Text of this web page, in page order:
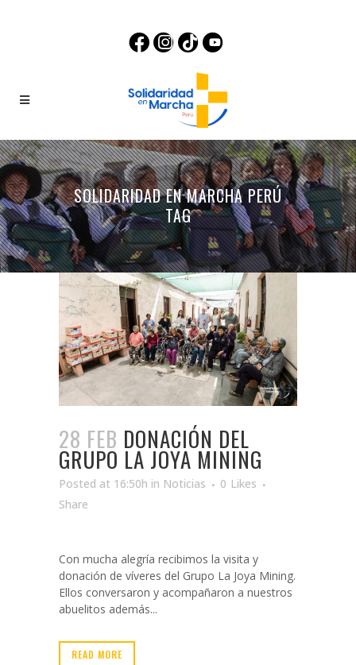
SOLIDARIDAD EN MARCHA PERÚ
TAG
28 FEB DONACIÓN DEL
GRUPO LA JOYA MINING
Posted at 16:50h in Noticias 0 Likes
Share
Con mucha alegría recibimos la visita y
donación de víveres del Grupo La Joya Mining.
Ellos conversaron y acompañaron a nuestros
abuelitos además...
READ MORE